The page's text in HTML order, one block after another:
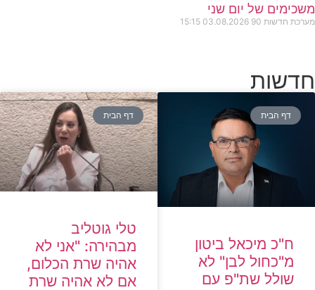
משכימים של יום שני
מערכת חדשות 90 03.08.2026
15:15
חדשות
דף הבית
ח"כ מיכאל ביטון
מ"כחול לבן" לא
שולל שת"פ עם
דף הבית
טלי גוטליב
מבהירה: "אני לא
אהיה שרת הכלום,
אם לא אהיה שרת